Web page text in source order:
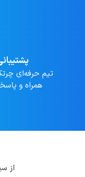
تیم حرفه‌ای
همراه و
از